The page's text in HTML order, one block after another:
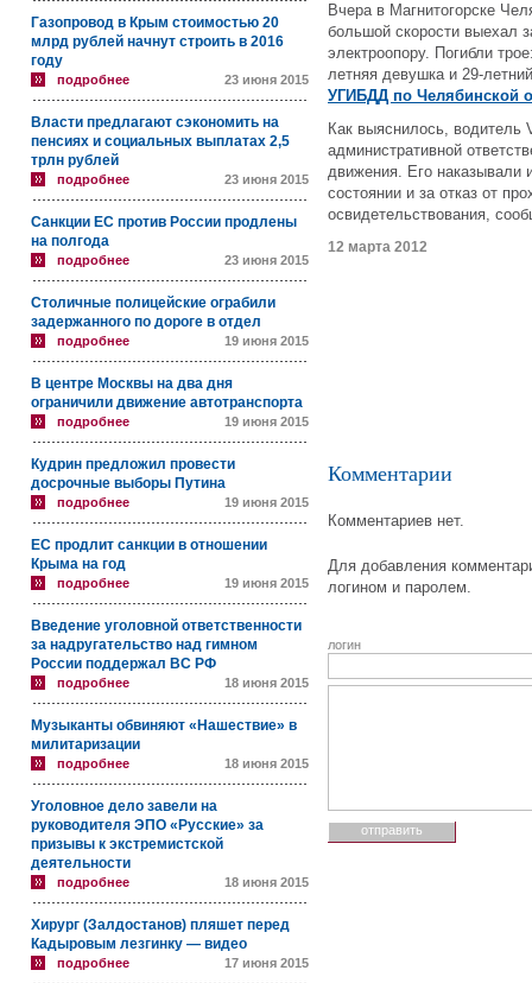
Газопровод в Крым стоимостью 20
млрд рублей начнут строить в 2016
году
подробнее 23 июня 2015
Власти предлагают сэкономить на
пенсиях и социальных выплатах 2,5
трлн рублей
подробнее 23 июня 2015
Санкции ЕС против России продлены
на полгода
подробнее 23 июня 2015
Столичные полицейские ограбили
задержанного по дороге в отдел
подробнее 19 июня 2015
В центре Москвы на два дня
ограничили движение автотранспорта
подробнее 19 июня 2015
Кудрин предложил провести
досрочные выборы Путина
подробнее 19 июня 2015
ЕС продлит санкции в отношении
Крыма на год
подробнее 19 июня 2015
Введение уголовной ответственности
за надругательство над гимном
России поддержал ВС РФ
подробнее 18 июня 2015
Музыканты обвиняют «Нашествие» в
милитаризации
подробнее 18 июня 2015
Уголовное дело завели на
руководителя ЭПО «Русские» за
призывы к экстремистской
деятельности
подробнее 18 июня 2015
Хирург (Залдостанов) пляшет перед
Кадыровым лезгинку — видео
подробнее 17 июня 2015
Вчера в Магнитогорске
большой скорости выехал
электроопору. Погибли
летняя девушка и 29-
УГИБДД по Челябинской
Как выяснилось, водитель
административной
движения. Его наказывали
состоянии и за отказ от
освидетельствования,
12 марта 2012
Комментарии
Комментариев нет.
Для добавления
логином и паролем.
логин